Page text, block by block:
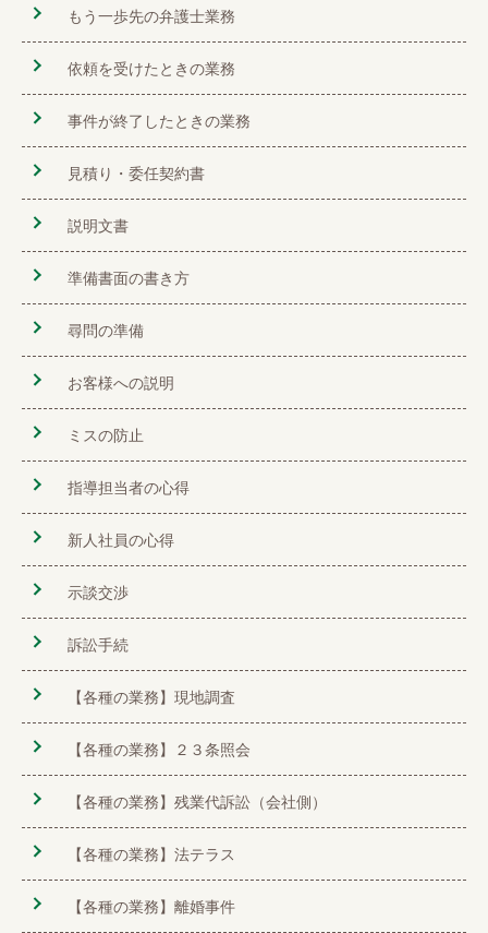
もう一歩先の弁護士業務
依頼を受けたときの業務
事件が終了したときの業務
見積り・委任契約書
説明文書
準備書面の書き方
尋問の準備
お客様への説明
ミスの防止
指導担当者の心得
新人社員の心得
示談交渉
訴訟手続
【各種の業務】現地調査
【各種の業務】２３条照会
【各種の業務】残業代訴訟（会社側）
【各種の業務】法テラス
【各種の業務】離婚事件